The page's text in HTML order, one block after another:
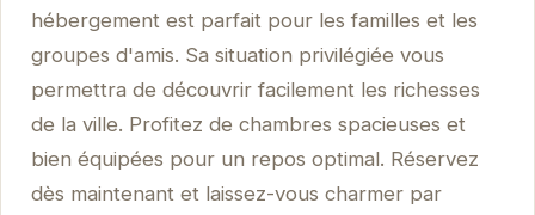
hébergement est parfait pour les familles et les
groupes d'amis. Sa situation privilégiée vous
permettra de découvrir facilement les richesses
de la ville. Profitez de chambres spacieuses et
bien équipées pour un repos optimal. Réservez
dès maintenant et laissez-vous charmer par